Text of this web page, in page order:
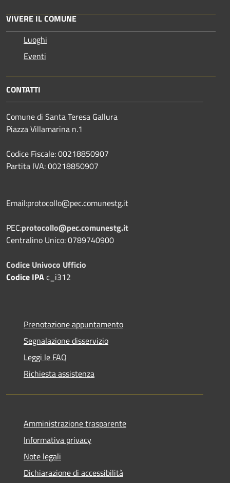
VIVERE IL COMUNE
Luoghi
Eventi
CONTATTI
Comune di Santa Teresa Gallura
Piazza Villamarina n.1
Codice Fiscale: 00218850907
Partita IVA: 00218850907
Email:protocollo@pec.comunestg.it
PEC:protocollo@pec.comunestg.it
Centralino Unico: 0789740900
Codice Univoco Ufficio
Codice IPAc_i312
Prenotazione appuntamento
Segnalazione disservizio
Leggi le FAQ
Richiesta assistenza
Amministrazione trasparente
Informativa privacy
Note legali
Dichiarazione di accessibilità